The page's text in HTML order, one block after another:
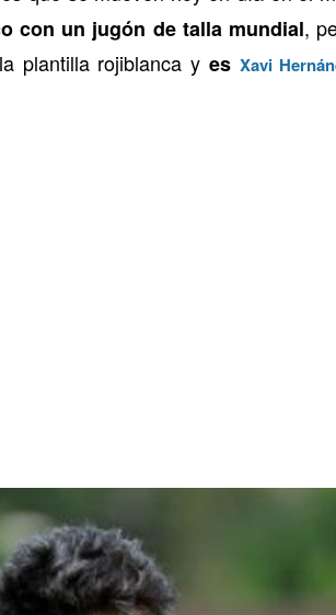
con un jugón de talla mundial,
plantilla rojiblanca y es Xavi